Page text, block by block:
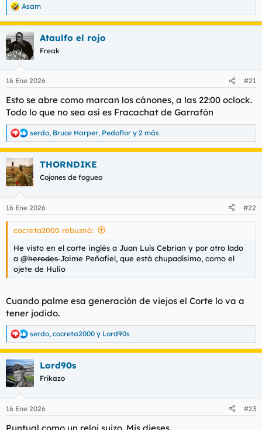
R
e
a
c
c
i
e
:
Asam
Ataulfo el rojo
Freak
16 Ene 2026 #21
Esto se abre como marcan los cánones, a las 22:00 oclock.
Todo lo que no sea así es Fracachat de Garrafón
R
e
a
c
c
i
e
s
serdo, Bruce Harper, Pedoflor y 2 más
THORNDIKE
Cojones de fogueo
16 Ene 2026 #22
cocreta2000 rebuznó:
He visto en el corte inglés a Juan Luís Cebrian y por otro lado
a @herodesJaime Peñafiel, que está chupadísimo, como el
ojete de Hulio
Cuando palme esa generación de viejos el Corte lo va a
tener jodido.
R
e
a
c
c
i
e
serdo, cocreta2000 y Lord90s
Lord90s
Frikazo
16 Ene 2026 #23
Puntual como un reloj suizo. Mis dieses.